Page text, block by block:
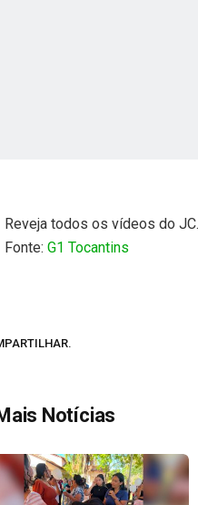
Reveja todos os vídeos do
Fonte:G1 Tocantins
Notícias